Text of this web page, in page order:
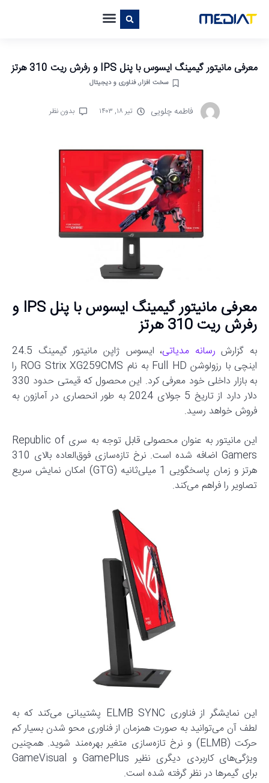
معرفی مانیتور گیمینگ ایسوس با پنل IPS و رفرش ریت 310 هرتز
سخت افزار,فناوری و دیجیتال
فاطمه چلویی تیر ۱۸, ۱۴۰۳ بدون نظر
معرفی مانیتور گیمینگ ایسوس با پنل IPS و
رفرش ریت 310 هرتز
به گزارش رسانه مدیاتی
، ایسوس ژاپن مانیتور گیمینگ 24.5
اینچی با رزولوشن Full HD به نام ROG Strix XG259CMS را
به بازار داخلی خود معرفی کرد. این محصول که قیمتی حدود 330
دلار دارد از تاریخ 5 جولای 2024 به طور انحصاری در آمازون به
فروش خواهد رسید.
این مانیتور به عنوان محصولی قابل توجه به سری Republic of
Gamers اضافه شده است. نرخ تازه‌سازی فوق‌العاده بالای 310
هرتز و زمان پاسخگویی 1 میلی‌ثانیه (GTG) امکان نمایش سریع
تصاویر را فراهم می‌کند.
این نمایشگر از فناوری ELMB SYNC پشتیبانی می‌کند که به
لطف آن می‌توانید به صورت همزمان از فناوری محو شدن بسیار کم
حرکت (ELMB) و نرخ تازه‌سازی متغیر بهره‌مند شوید. همچنین
ویژگی‌های کاربردی دیگری نظیر GamePlus و GameVisual
برای گیمرها در نظر گرفته شده است.